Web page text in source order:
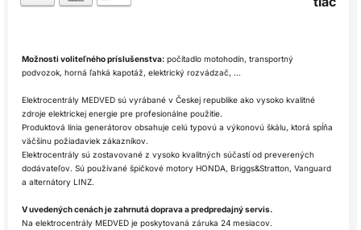
Možnosti voliteľného príslušenstva: počítadlo motohodín, transportný
podvozok, horná ľahká kapotáž, elektrický rozvádzač, ...
Elektrocentrály MEDVED sú vyrábané v Českej republike ako vysoko kvalitné
zdroje elektrickej energie pre profesionálne použitie.
Produktová línia generátorov obsahuje celú typovú a výkonovú škálu, ktorá spĺňa
väčšinu požiadaviek zákazníkov.
Elektrocentrály sú zostavované z vysoko kvalitných súčastí od preverených
dodávateľov. Sú používané špičkové motory HONDA, Briggs&Stratton, Vanguard
a alternátory LINZ.
V uvedených cenách je zahrnutá doprava a predpredajný servis.
Na elektrocentrály MEDVED je poskytovaná záruka 24 mesiacov.